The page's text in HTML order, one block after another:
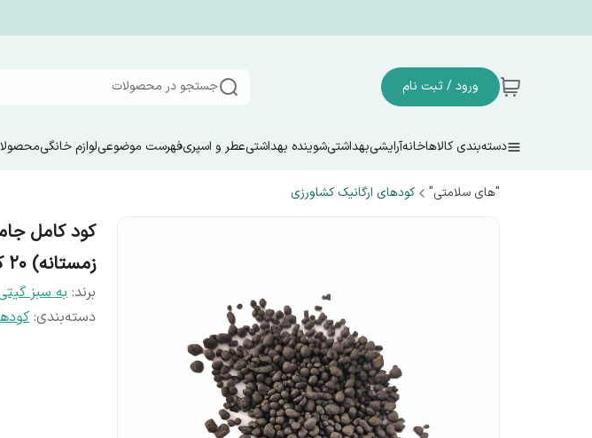
ورود / ثبت نام جستجو در محصولات
دسته‌بندی کالاهاخانهآرایشیبهداشتیشوینده بهداشتیعطر و اسپریفهرست موضوعیلوازم خانگی
"های سلامتی" کودهای ارگانیک کشاورزی
کود کامل
زمستانه) ۲۰ کیلویی
برند: به سبز
دسته‌بندی: